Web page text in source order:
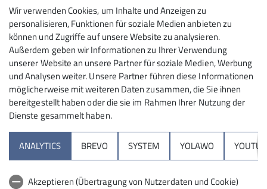
gesammelten Informationen und gleichen sie mit der
jeweils anderen Gruppe ab. Da es danach aber auch
schon spät ist, verkriechen sich die meisten ins Bett.
Wir verwenden Cookies, um Inhalte und Anzeigen zu
personalisieren, Funktionen für soziale Medien anbieten zu
können und Zugriffe auf unsere Website zu analysieren.
Außerdem geben wir Informationen zu Ihrer Verwendung
unserer Website an unsere Partner für soziale Medien, Werbung
und Analysen weiter. Unsere Partner führen diese Informationen
möglicherweise mit weiteren Daten zusammen, die Sie ihnen
bereitgestellt haben oder die sie im Rahmen Ihrer Nutzung der
Dienste gesammelt haben.
ANALYTICS BREVO SYSTEM YOLAWO
Akzeptieren (Übertragung von Nutzerdaten und Cookie)